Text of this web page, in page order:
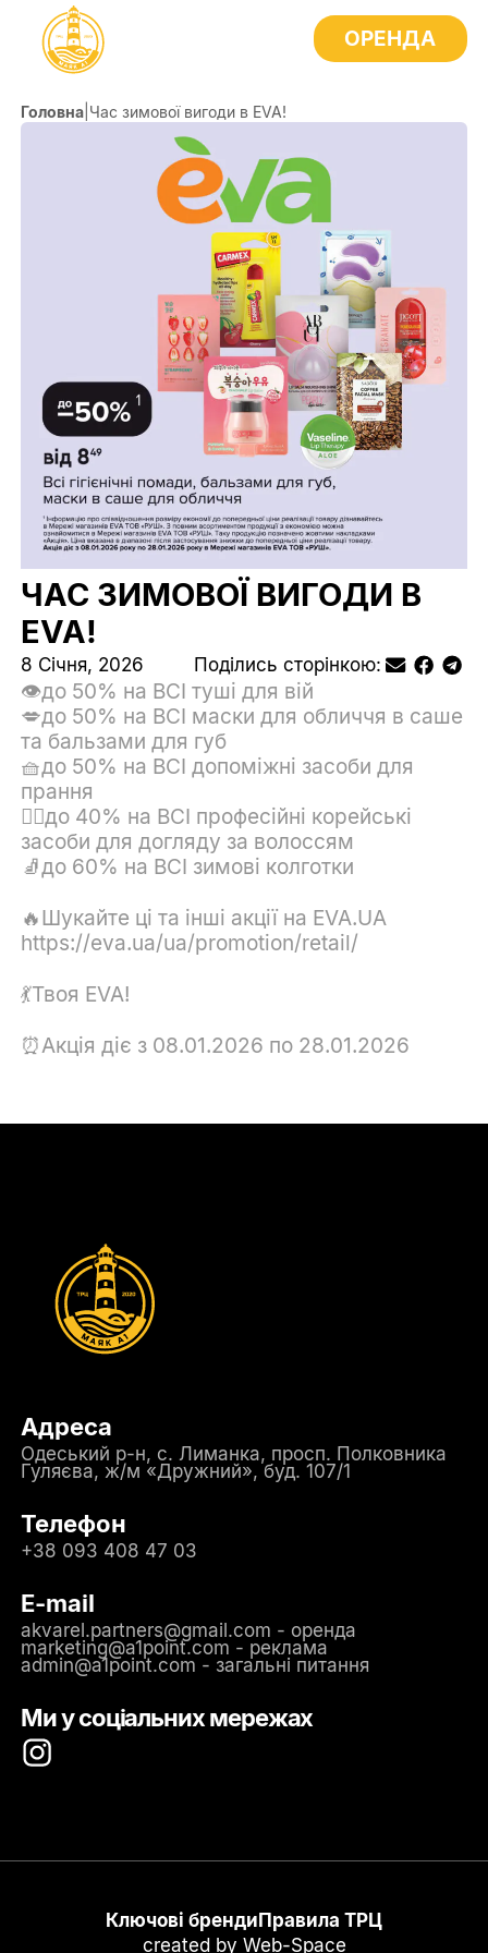
ОРЕНДА
Головна Час зимової вигоди в EVA!
ЧАС ЗИМОВОЇ ВИГОДИ В
EVA!
8 Січня, 2026 Поділись сторінкою:
👁до 50% на ВСІ туші для вій
💋до 50% на ВСІ маски для обличчя в саше
та бальзами для губ
🧺до 50% на ВСІ допоміжні засоби для
прання
💆‍♀️до 40% на ВСІ професійні корейські
засоби для догляду за волоссям
🧦до 60% на ВСІ зимові колготки
🔥Шукайте ці та інші акції на EVA.UА
https://eva.ua/ua/promotion/retail/
💃Твоя EVA!
⏰Акція діє з 08.01.2026 по 28.01.2026
Адреса
Одеський р-н, с. Лиманка, просп. Полковника
Гуляєва, ж/м «Дружний», буд. 107/1
Телефон
+38 093 408 47 03
E-mail
akvarel.partners@gmail.com - оренда
marketing@a1point.com - реклама
admin@a1point.com - загальні питання
Ми у соціальних мережах
created by Web-Space
Ключові бренди Правила ТРЦ